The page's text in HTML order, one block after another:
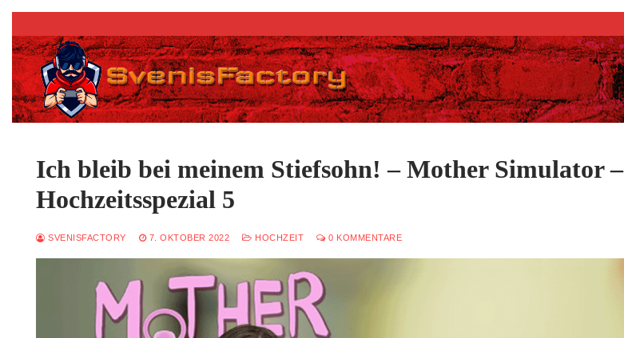
Zum
Inhalt
springen
Ich bleib bei meinem Stiefsohn! – Mother Simulator –
Hochzeitsspezial 5
SVENISFACTORY 7. OKTOBER 2022 HOCHZEIT 0 KOMMENTARE